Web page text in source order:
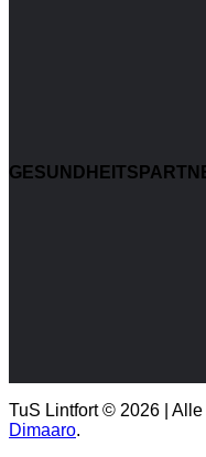
TuS Lintfort © 2026 |
Dimaaro.